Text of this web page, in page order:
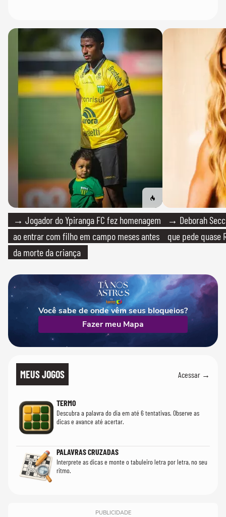
→ Jogador do Ypiranga FC fez homenagem
ao entrar com filho em campo meses antes
da morte da criança
→ Deborah
que pede quase
Você sabe de onde vêm seus bloqueios?
Fazer meu Mapa
MEUS JOGOS Acessar →
TERMO
Descubra a palavra do dia em até 6 tentativas. Observe as
dicas e avance até acertar.
PALAVRAS CRUZADAS
Interprete as dicas e monte o tabuleiro letra por letra, no seu
ritmo.
PUBLICIDADE